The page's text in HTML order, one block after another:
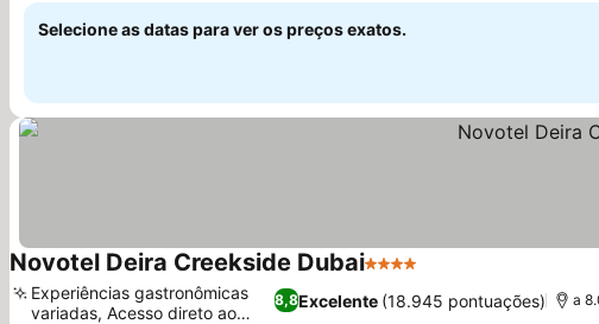
Selecione as datas para ver os preços exatos.
Novotel Deira Creekside Dubai4 Estrelas
8,8Excelente (18.945 pontuações)
Experiências gastronômicas
variadas, Acesso direto ao
a